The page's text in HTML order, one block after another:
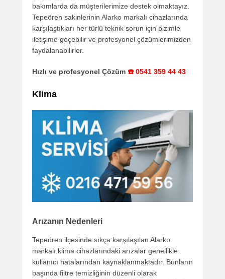
bakımlarda da müşterilerimize destek olmaktayız.
Tepeören sakinlerinin Alarko markalı cihazlarında
karşılaştıkları her türlü teknik sorun için bizimle
iletişime geçebilir ve profesyonel çözümlerimizden
faydalanabilirler.
Hızlı ve profesyonel Çözüm ☎️ 0541 359 44 43
Klima
Arızanın Nedenleri
Tepeören ilçesinde sıkça karşılaşılan Alarko
markalı klima cihazlarındaki arızalar genellikle
kullanıcı hatalarından kaynaklanmaktadır. Bunların
başında filtre temizliğinin düzenli olarak